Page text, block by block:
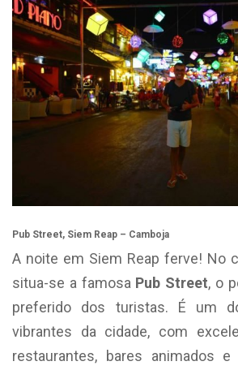
Pub Street, Siem Reap – Camboja
A noite em Siem Reap ferve! No
situa-se a famosa Pub Street, o
preferido dos turistas. É um
vibrantes da cidade, com
restaurantes, bares animados